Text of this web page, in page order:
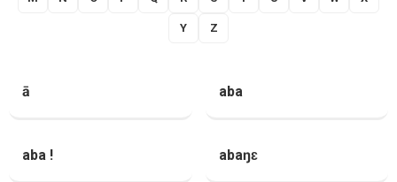
Y Z
ā aba
aba ! abaŋɛ